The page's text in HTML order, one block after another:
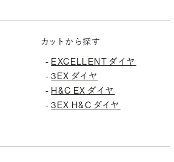
カットから探す
- EXCELLENT ダイヤ
-3EX ダイヤ
- H&C EX ダイヤ
-3EX H&C ダイヤ